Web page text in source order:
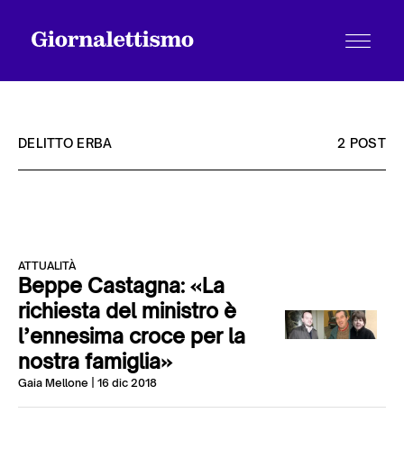
Chi siamo
Contatti
DELITTO ERBA 2 POST
ATTUALITÀ
Beppe Castagna: «La
richiesta del ministro è
l’ennesima croce per la
nostra famiglia»
Gaia Mellone | 16 dic 2018